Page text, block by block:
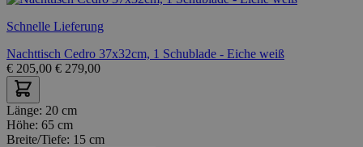
Schnelle Lieferung
Nachttisch Cedro 37x32cm, 1 Schublade - Eiche weiß
€ 205,00 € 279,00
Länge: 20 cm
Höhe: 65 cm
Breite/Tiefe: 15 cm